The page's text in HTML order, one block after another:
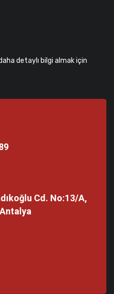
detaylı bilgi almak için
Cd. No:13/A,